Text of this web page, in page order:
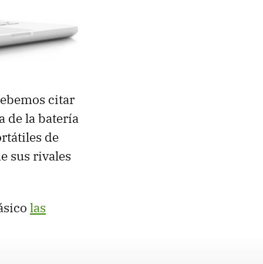
citar
de la batería
de
sus rivales
las